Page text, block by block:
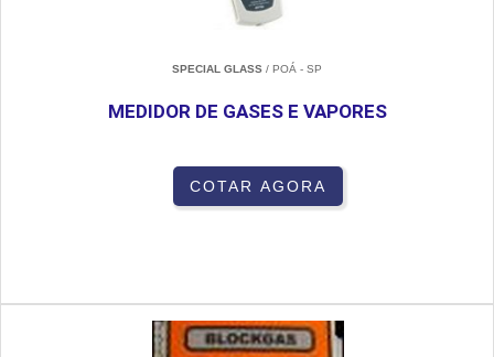
SPECIAL GLASS / POÁ - SP
MEDIDOR DE GASES E VAPORES
COTAR AGORA